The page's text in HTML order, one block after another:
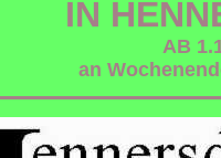
IN
AB
an